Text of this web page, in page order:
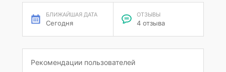
БЛИЖАЙШАЯ ДАТА
Сегодня
ОТЗЫВЫ
4 отзыва
Рекомендации пользователей